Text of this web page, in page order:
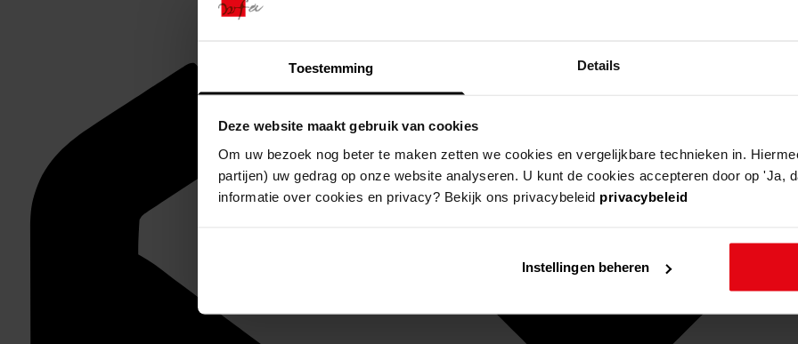
Toestemming Details
Deze website maakt gebruik van cookies
Om uw bezoek nog beter te maken zetten we cookies en vergelijkbare technieken in.
partijen) uw gedrag op onze website analyseren. U kunt de cookies accepteren door op 'Ja,
informatie over cookies en privacy? Bekijk ons privacybeleid privacybeleid
Instellingen beheren